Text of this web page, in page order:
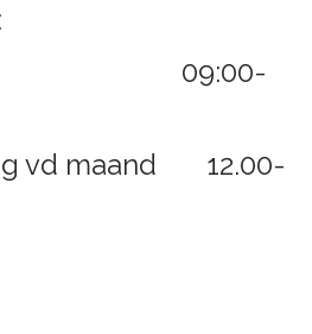
09:00-
vd maand 12.00-